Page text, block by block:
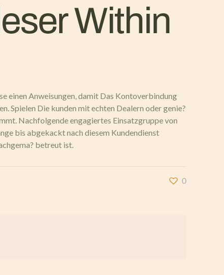
Within
einen Anweisungen, damit Das Kontoverbindung
Spielen Die kunden mit echten Dealern oder genie?
Nachfolgende engagiertes Einsatzgruppe von
bis abgekackt nach diesem Kundendienst
betreut ist.
0